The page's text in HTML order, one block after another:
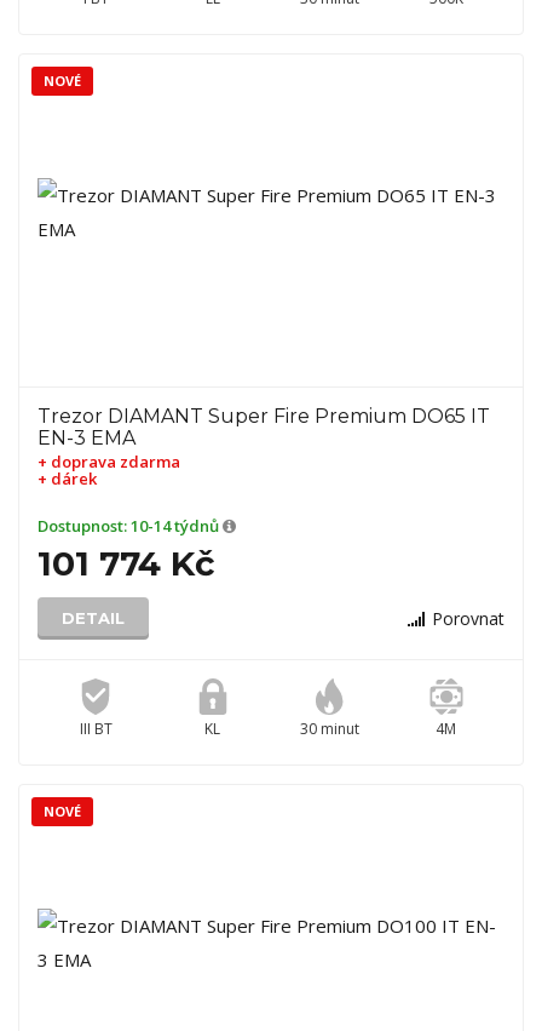
Trezor DIAMANT Super Fire Premium DO65 IT
EN-3 EMA
+ doprava zdarma
+ dárek
Dostupnost:10-14 týdnů
101 774 Kč
DETAIL Porovnat
III BT KL 30 minut 4M
NOVÉ
NOVÉ